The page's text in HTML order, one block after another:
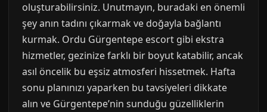
oluşturabilirsiniz. Unutmayın, buradaki en önemli
şey anın tadını çıkarmak ve doğayla bağlantı
kurmak. Ordu Gürgentepe escort gibi ekstra
hizmetler, gezinize farklı bir boyut katabilir, ancak
asıl öncelik bu eşsiz atmosferi hissetmek. Hafta
sonu planınızı yaparken bu tavsiyeleri dikkate
alın ve Gürgentepe’nin sunduğu güzelliklerin